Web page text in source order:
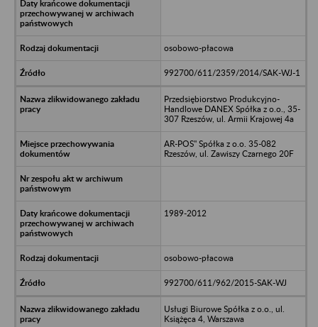
osobowo-płacowa
992700/611/2359/2014/SAK-WJ-1
Przedsiębiorstwo Produkcyjno-
Handlowe DANEX Spółka z o.o., 35-
307 Rzeszów, ul. Armii Krajowej 4a
AR-POS" Spółka z o.o. 35-082
Rzeszów, ul. Zawiszy Czarnego 20F
1989-2012
osobowo-płacowa
992700/611/962/2015-SAK-WJ
Usługi Biurowe Spółka z o.o., ul.
Książęca 4, Warszawa